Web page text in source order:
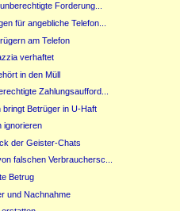
Forderung...
für angebliche Telefon...
am Telefon
verhaftet
in den Müll
Zahlungsaufford...
bringt Betrüger in U-Haft
ignorieren
der Geister-Chats
falschen Verbrauchersc...
Betrug
und Nachnahme